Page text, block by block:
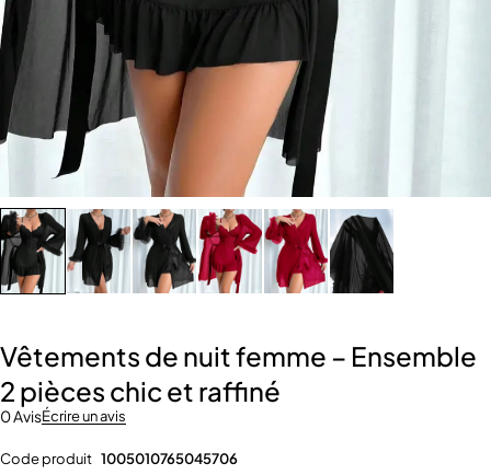
Vêtements de nuit femme – Ensemble
2 pièces chic et raffiné
0 AvisÉcrire un avis
Code produit 1005010765045706